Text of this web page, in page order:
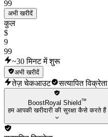
99
अभी खरीदें
कुल
$
9
99
~30 मिनट में शुरू
अभी खरीदें
तेज़ चेकआउट सत्यापित विक्रेता
BoostRoyal Shield™
हम आपकी खरीदारी की सुरक्षा कैसे करते हैं